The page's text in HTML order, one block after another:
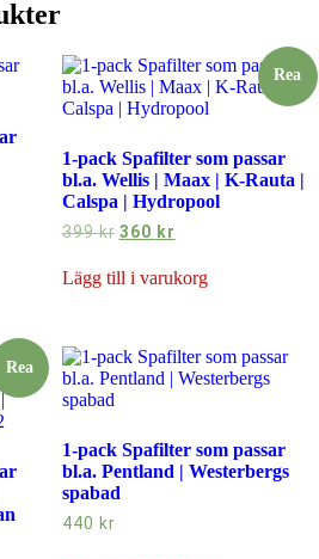
Rea
1-pack Spafilter som passar
bl.a. Wellis | Maax | K-Rauta |
Calspa | Hydropool
399kr Det
priset
var:
360 kr
priset
är:
Lägg till i varukorg
Rea
1-pack Spafilter som passar
bl.a. Pentland | Westerbergs
spabad
440 kr